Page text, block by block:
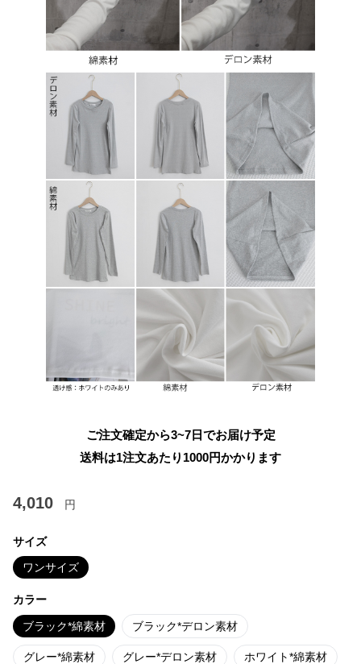
ご注文確定から3~7日でお届け予定
送料は1注文あたり 1000円かかります
4,010 円
サイズ
ワンサイズ
カラー
ブラック*綿素材 ブラック*デロン素材
グレー*綿素材 グレー*デロン素材 ホワイト*綿素材